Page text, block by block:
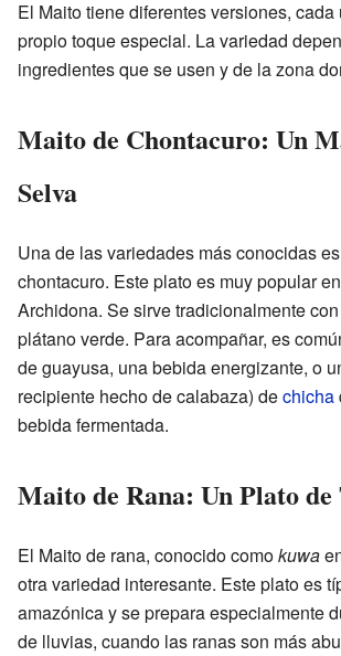
El Maito tiene diferentes versiones, cada
propio toque especial. La variedad
ingredientes que se usen y de la zona
Maito de Chontacuro: Un
Selva
Una de las variedades más conocidas
chontacuro. Este plato es muy popular
Archidona. Se sirve tradicionalmente
plátano verde. Para acompañar, es
de guayusa, una bebida energizante, o
recipiente hecho de calabaza) dechicha
bebida fermentada.
Maito de Rana: Un Plato
El Maito de rana, conocido comokuwa
otra variedad interesante. Este plato es
amazónica y se prepara especialmente
de lluvias, cuando las ranas son más